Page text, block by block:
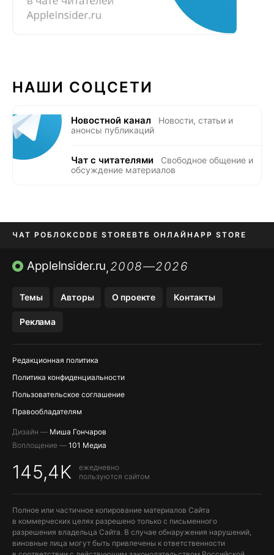
НАШИ СОЦСЕТИ
Новостной канал
Новости, статьи и
анонсы публикаций
Чат с читателями
Свободное общение и
обсуждение материалов
ЧАТ РОБЛОКСDDE STOREВТБ ОНЛАЙН APP STORE
OZON БАНК KAKAOTALK И BIP
AppleInsider.ru,2008—2026
Темы Авторы О проекте Контакты
Реклама
Редакционная политика
Политика конфиденциальности
Пользовательское соглашение
Правообладателям
Дизайн — Миша Гончаров
Воплощение — 101 Медиа
145,4K
ежедневно
пользуются сайтом
Полное или частичное копирование материалов Сайта
в коммерческих целях разрешено только с письменного
разрешения владельца Сайта. В случае обнаружения нарушений,
виновные лица могут быть привлечены к ответственности